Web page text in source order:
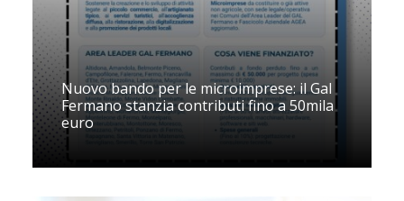
Nuovo bando per le microimprese: il Gal
Fermano stanzia contributi fino a 50mila
euro